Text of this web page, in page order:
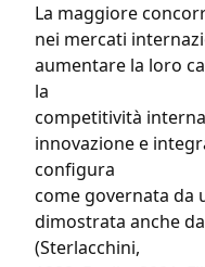
La maggiore
nei mercati
aumentare la loro
la
competitività
innovazione e
configura
come governata da
dimostrata anche
(Sterlacchini,